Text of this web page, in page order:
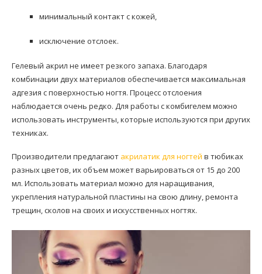
минимальный контакт с кожей,
исключение отслоек.
Гелевый акрил не имеет резкого запаха. Благодаря
комбинации двух материалов обеспечивается максимальная
адгезия с поверхностью ногтя. Процесс отслоения
наблюдается очень редко. Для работы с комбигелем можно
использовать инструменты, которые используются при других
техниках.
Производители предлагают акрилатик для ногтей в тюбиках
разных цветов, их объем может варьироваться от 15 до 200
мл. Использовать материал можно для наращивания,
укрепления натуральной пластины на свою длину, ремонта
трещин, сколов на своих и искусственных ногтях.